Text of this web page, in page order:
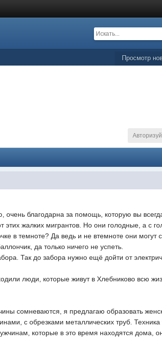
Просмотр
благодарна за помощь, которую вы
жалких мигрантов. Но они голодные, а с
в темноте? Да ведь и не втемноте они могут
да только ничего не успеть.
Так до забора нужно ещё дойти от
люди, которые живут в Хлебниково всю
сомневаются, я предлагаю образовать
с обрезками металлических труб. Техника
которые в это время находятся дома,